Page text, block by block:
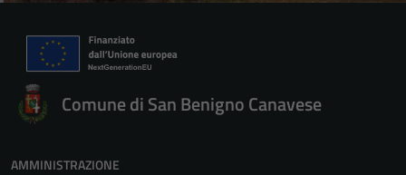
Comune di San Benigno Canavese
AMMINISTRAZIONE